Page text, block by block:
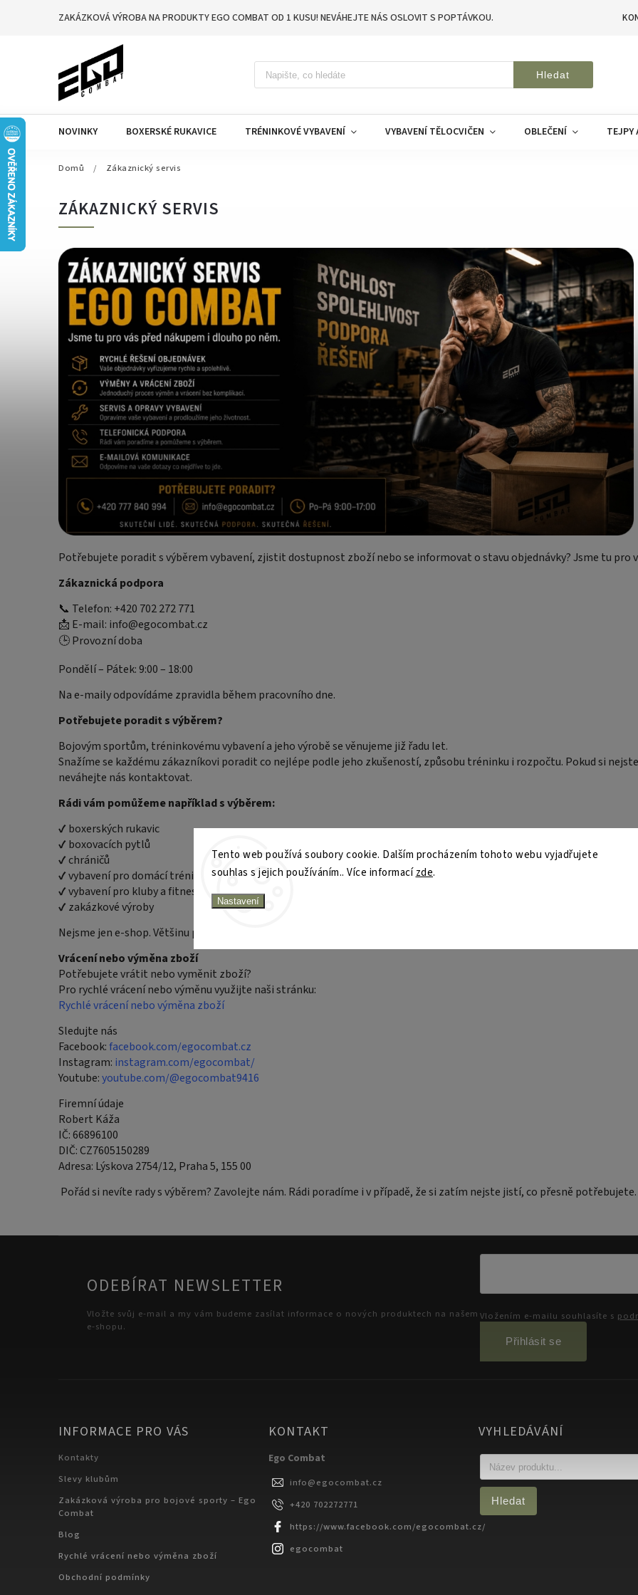
Tento web používá soubory cookie. Dalším procházením tohoto webu vyjadřujete
souhlas s jejich používáním.. Více informacízde.
Nastavení
ZAKÁZKOVÁ VÝROBA NA PRODUKTY EGO COMBAT OD 1 KUSU! NEVÁHEJTE NÁS OSLOVIT S POPTÁVKOU.
Hledat
NOVINKY BOXERSKÉ RUKAVICE TRÉNINKOVÉ VYBAVENÍ VYBAVENÍ TĚLOCVIČEN OBLEČENÍ TEJPY
Domů / Zákaznický servis
ZÁKAZNICKÝ SERVIS
Potřebujete poradit s výběrem vybavení, zjistit dostupnost zboží nebo se informovat o stavu objednávky? Jsme tu pro
Zákaznická podpora
📞 Telefon: +420 702 272 771
📩 E-mail: info@egocombat.cz
🕒 Provozní doba
Pondělí – Pátek: 9:00 – 18:00
Na e-maily odpovídáme zpravidla během pracovního dne.
Potřebujete poradit s výběrem?
Bojovým sportům, tréninkovému vybavení a jeho výrobě se věnujeme již řadu let.
Snažíme se každému zákazníkovi poradit co nejlépe podle jeho zkušeností, způsobu tréninku i rozpočtu. Pokud si
neváhejte nás kontaktovat.
Rádi vám pomůžeme například s výběrem:
✔ boxerských rukavic
✔ boxovacích pytlů
✔ chráničů
✔ vybavení pro domácí trénink
✔ vybavení pro kluby a fitness centra
✔ zakázkové výroby
Nejsme jen e-shop. Většinu produktů sami používáme, testujeme nebo vyrábíme. Uděláme maximum pro to, abychom
Vrácení nebo výměna zboží
Potřebujete vrátit nebo vyměnit zboží?
Pro rychlé vrácení nebo výměnu využijte naši stránku:
Rychlé vrácení nebo výměna zboží
Sledujte nás
Facebook:facebook.com/egocombat.cz
Instagram: instagram.com/egocombat/
Youtube:youtube.com/@egocombat9416
Firemní údaje
Robert Káža
IČ: 66896100
DIČ: CZ7605150289
Adresa: Lýskova 2754/12, Praha 5, 155 00
Pořád si nevíte rady s výběrem? Zavolejte nám. Rádi poradíme i v případě, že si zatím nejste jistí, co přesně potřebujete.
ODEBÍRAT NEWSLETTER
Vložte svůj e-mail a my vám budeme zasílat informace o nových produktech na našem
e-shopu.
Vložením e-mailu souhlasíte s
Přihlásit se
INFORMACE PRO VÁS
Kontakty
Slevy klubům
Zakázková výroba pro bojové sporty – Ego
Combat
Blog
Rychlé vrácení nebo výměna zboží
Obchodní podmínky
KONTAKT
Ego Combat
info@egocombat.cz
+420 702272771
https://www.facebook.com/egocombat.cz/
egocombat
VYHLEDÁVÁNÍ
Hledat